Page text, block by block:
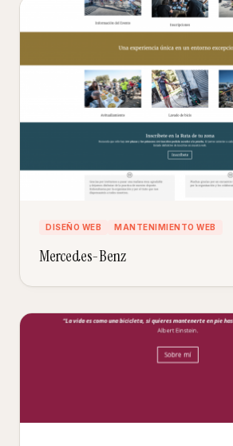
DISEÑO WEB MANTENIMIENTO WEB
Mercedes-Benz